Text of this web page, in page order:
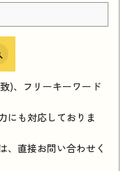
)、フリーキーワード
にも対応しておりま
、直接お問い合わせく
新品買取価格はこち
デル